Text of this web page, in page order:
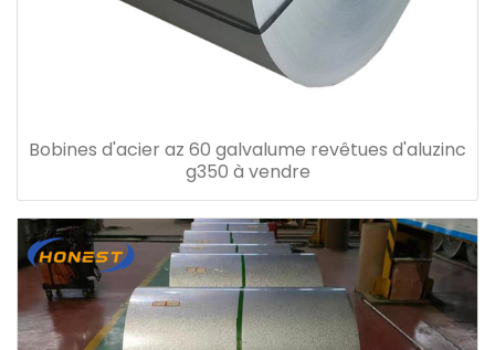
Bobines d'acier az 60 galvalume revêtues d'aluzinc
g350 à vendre